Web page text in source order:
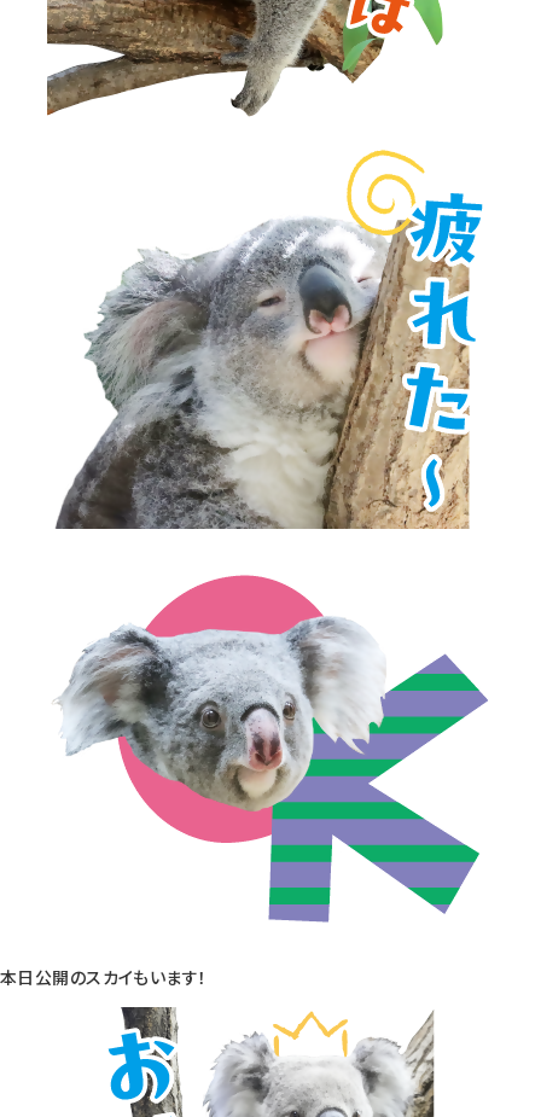
本日公開のスカイもいます！